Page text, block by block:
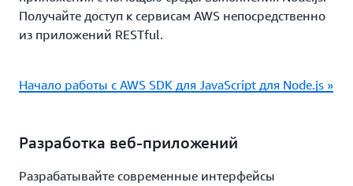
Получайте доступ к сервисам AWS непосредственно
из приложений RESTful.
Начало работы с AWS SDK для JavaScript для Node.js »
Разработка веб-приложений
Разрабатывайте современные интерфейсы